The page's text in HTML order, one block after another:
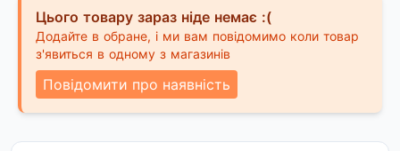
Цього товару зараз ніде немає :(
Додайте в обране, і ми вам повідомимо коли товар
з'явиться в одному з магазинів
Повідомити про наявність